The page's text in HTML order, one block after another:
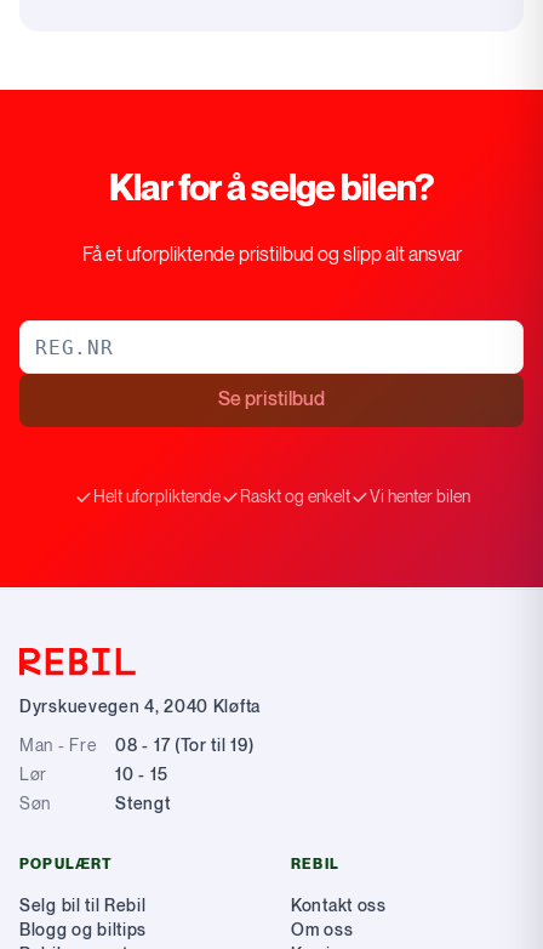
Klar for å selge bilen?
Få et uforpliktende pristilbud og slipp alt ansvar
Se pristilbud
Helt uforpliktende Raskt og enkelt Vi henter bilen
Dyrskuevegen 4,2040 Kløfta
Man - Fre
08 - 17 (Tor til 19)
Lør
10 - 15
Søn
Stengt
POPULÆRT
Selg bil til Rebil
Blogg og biltips
REBIL
Kontakt oss
Om oss